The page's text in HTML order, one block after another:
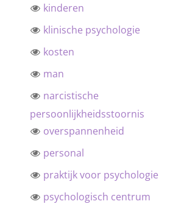
kinderen
klinische psychologie
kosten
man
narcistische
persoonlijkheidsstoornis
overspannenheid
personal
praktijk voor psychologie
psychologisch centrum